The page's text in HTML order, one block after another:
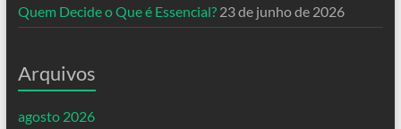
Quem Decide o Que é Essencial? 23 de junho de 2026
Arquivos
agosto 2026